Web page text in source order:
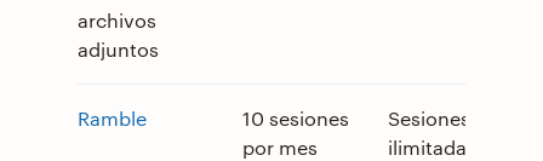
archivos
adjuntos
Ramble
10 sesiones
por mes
Sesiones
ilimitadas